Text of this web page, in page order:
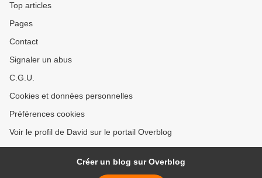
Top articles
Pages
Contact
Signaler un abus
C.G.U.
Cookies et données personnelles
Préférences cookies
Voir le profil de David sur le portail Overblog
Créer un blog sur Overblog